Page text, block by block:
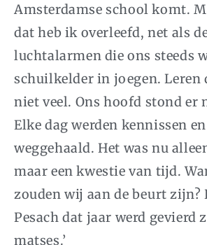
Amsterdamse school komt.
dat heb ik overleefd, net als
luchtalarmen die ons steeds
schuilkelder in joegen. Leren
niet veel. Ons hoofd stond er
Elke dag werden kennissen
weggehaald. Het was nu
maar een kwestie van tijd.
zouden wij aan de beurt zijn?
Pesach dat jaar werd gevierd
matses.’